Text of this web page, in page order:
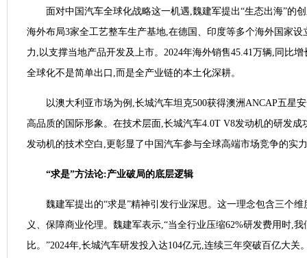
面对中国汽车全球化战略这一机遇,魏建军提出“生态出海”的
海外布局3家全工艺整车生产基地,在德国、印度等多个海外国家
力,以支撑当地产品开发及上市。2024年海外销售45.41万辆,同比
全球化不是简单出口,而是全产业链的本土化深耕。
以澳大利亚市场为例,长城汽车坦克500获得澳洲ANCAP五星
高品质的国际形象。在技术层面,长城汽车4.0T V8发动机的研发
发动机的技术空白,更彰显了中国汽车参与全球高端市场竞争的实
“求是”方法论:产业破局的底层逻辑
魏建军提出的“求是”精神引发行业深思。这一理念包含三个
义、保障商业伦理。魏建军表示,“当全行业压缩62%研发费用时,
比。”2024年,长城汽车研发投入达104亿元,连续三年突破百亿大关